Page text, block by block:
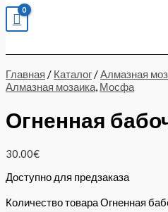
Главная / Каталог/Алмазная
Алмазная мозаика, Мосфа
Огненная
30.00€
Доступно для предзаказа
Количество товара Огненная